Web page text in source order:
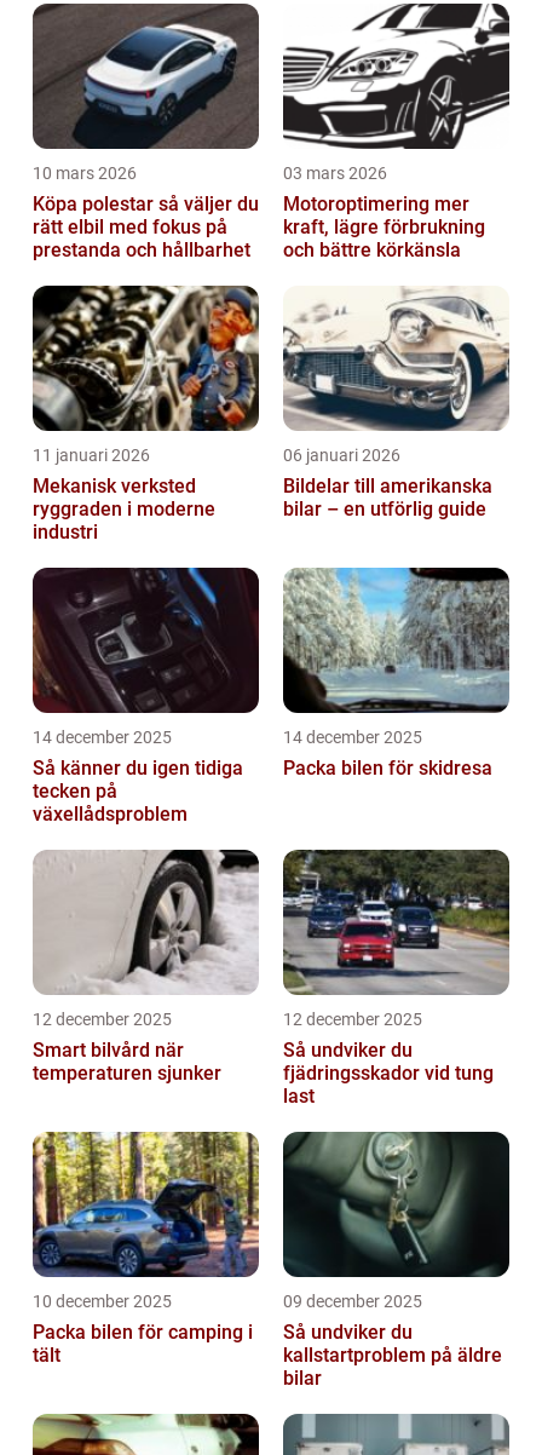
10 mars 2026
Köpa polestar så väljer du
rätt elbil med fokus på
prestanda och hållbarhet
03 mars 2026
Motoroptimering mer
kraft, lägre förbrukning
och bättre körkänsla
11 januari 2026
Mekanisk verksted
ryggraden i moderne
industri
06 januari 2026
Bildelar till amerikanska
bilar – en utförlig guide
14 december 2025
Så känner du igen tidiga
tecken på
växellådsproblem
14 december 2025
Packa bilen för skidresa
12 december 2025
Smart bilvård när
temperaturen sjunker
12 december 2025
Så undviker du
fjädringsskador vid tung
last
10 december 2025
Packa bilen för camping i
tält
09 december 2025
Så undviker du
kallstartproblem på äldre
bilar